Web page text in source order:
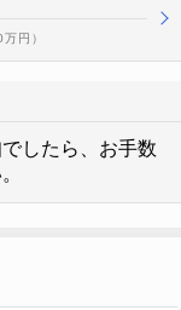
円）
したら、お手数